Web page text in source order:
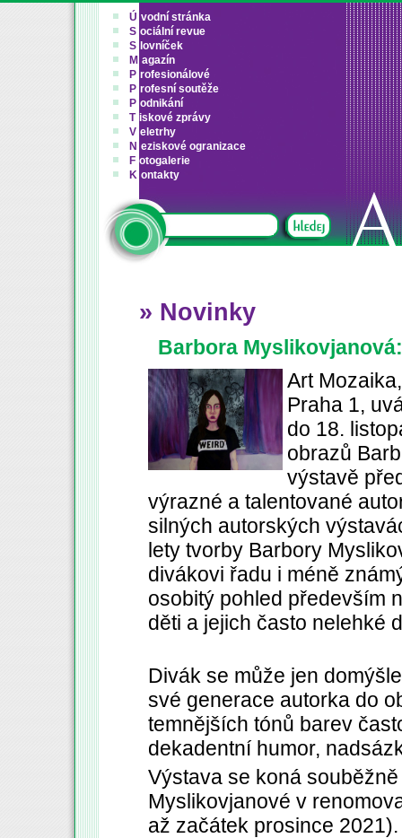
Ú vodní stránka
S ociální revue
S lovníček
M agazín
P rofesionálové
P rofesní soutěže
P odnikání
T iskové zprávy
V eletrhy
N eziskové ogranizace
F otogalerie
K ontakty
» Novinky
Barbora
Art
Praha 1,
do 18.
obrazů
výstavě
výrazné a talentované
silných autorských
lety tvorby Barbory
divákovi řadu i méně
osobitý pohled především
děti a jejich často nelehké
Divák se může jen
své generace autorka do
temnějších tónů barev
dekadentní humor,
Výstava se koná
Myslikovjanové v
až začátek prosince 2021).